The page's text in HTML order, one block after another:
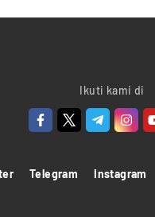
Ikuti kami di
Telegram Instagram